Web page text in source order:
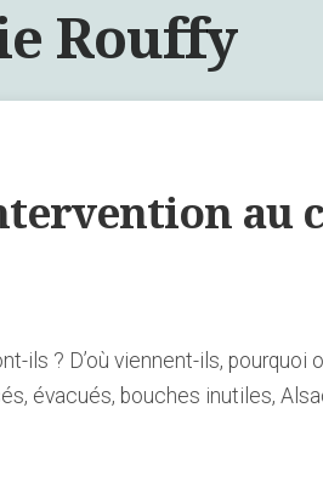
Rouffy
au
ils ? D’où viennent-ils,
évacués, bouches inutiles,